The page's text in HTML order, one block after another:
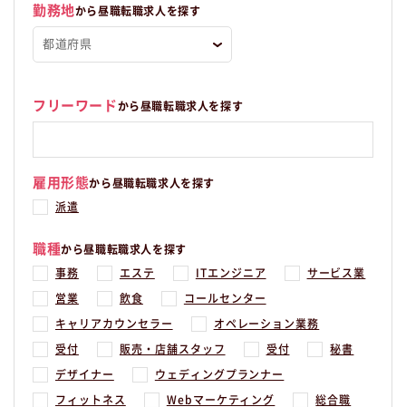
勤務地から昼職転職求人を探す
フリーワードから昼職転職求人を探す
雇用形態から昼職転職求人を探す
派遣
職種から昼職転職求人を探す
事務 エステ ITエンジニア サービス業
営業 飲食 コールセンター
キャリアカウンセラー オペレーション業務
受付 販売・店舗スタッフ 受付 秘書
デザイナー ウェディングプランナー
フィットネス Webマーケティング 総合職